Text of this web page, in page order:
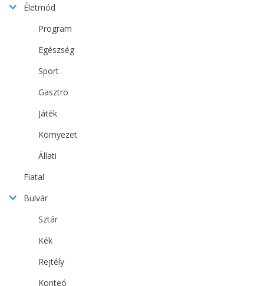
Életmód
Program
Egészség
Sport
Gasztro
Játék
Környezet
Állati
Fiatal
Bulvár
Sztár
Kék
Rejtély
Konteó